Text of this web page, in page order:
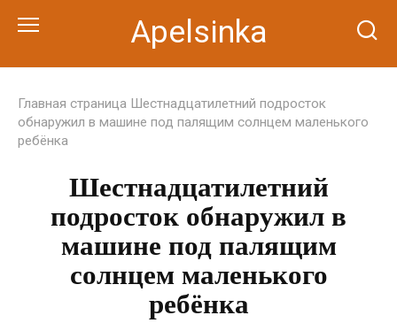
Apelsinka
Главная страница Шестнадцатилетний подросток
обнаружил в машине под палящим солнцем маленького
ребёнка
Шестнадцатилетний
подросток обнаружил в
машине под палящим
солнцем маленького
ребёнка